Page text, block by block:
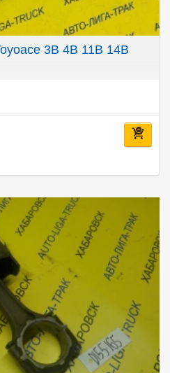
3B 4B 11B 14B